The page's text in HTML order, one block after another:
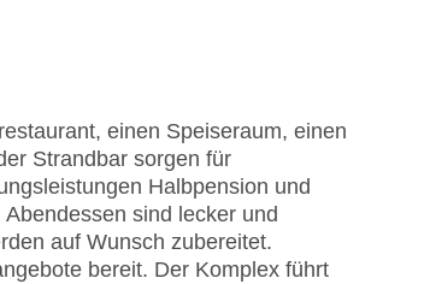
einen Speiseraum, einen
Strandbar sorgen für
Halbpension und
sind lecker und
auf Wunsch zubereitet.
bereit. Der Komplex führt